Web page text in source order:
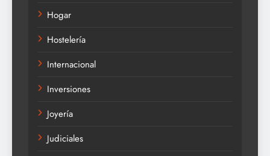
Hogar
Hostelería
Internacional
Inversiones
Joyería
Judiciales